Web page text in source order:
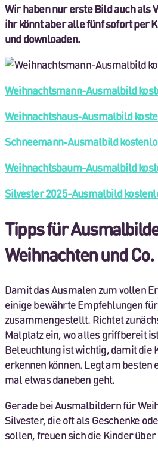
Wir haben nur erste Bild auch als
ihr könnt aber alle fünf sofort per
und downloaden.
Weihnachtsmann-Ausmalbild
Weihnachtshaus-Ausmalbild
Schneemann-Ausmalbild
Weihnachtsbaum-Ausmalbild
Silvester 2025-Ausmalbild
Tipps für
Weihnachten und Co.
Damit das Ausmalen zum vollen
einige bewährte Empfehlungen
zusammengestellt. Richtet
Malplatz ein, wo alles griffbereit
Beleuchtung ist wichtig, damit die
erkennen können. Legt am
mal etwas daneben geht.
Gerade bei Ausmalbildern für
Silvester, die oft als Geschenke
sollen, freuen sich die Kinder